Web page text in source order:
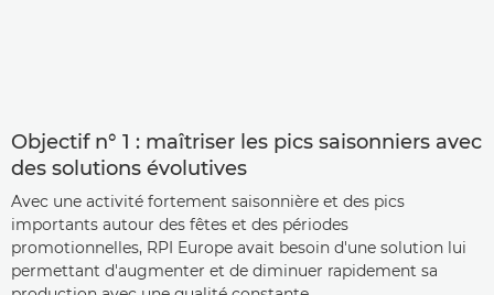
Objectif n° 1 : maîtriser les pics saisonniers avec
des solutions évolutives
Avec une activité fortement saisonnière et des pics
importants autour des fêtes et des périodes
promotionnelles, RPI Europe avait besoin d'une solution lui
permettant d'augmenter et de diminuer rapidement sa